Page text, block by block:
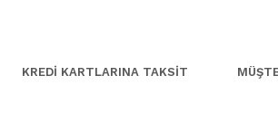
KREDİ KARTLARINA TAKSİT